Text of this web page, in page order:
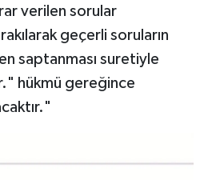
verilen sorular
geçerli soruların
saptanması suretiyle
hükmü gereğince